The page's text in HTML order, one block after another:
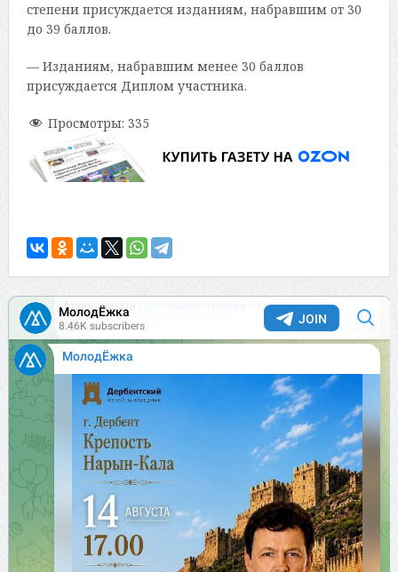
степени присуждается изданиям, набравшим от 30
до 39 баллов.
— Изданиям, набравшим менее 30 баллов
присуждается Диплом участника.
Просмотры: 335